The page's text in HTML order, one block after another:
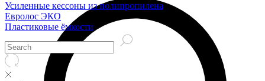
Усиленные кессоны из полипропилена
Евролос ЭКО
Пластиковые ёмкости